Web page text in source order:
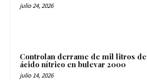
julio 24, 2026
Controlan derrame de mil litros de
ácido nítrico en bulevar 2000
julio 14, 2026